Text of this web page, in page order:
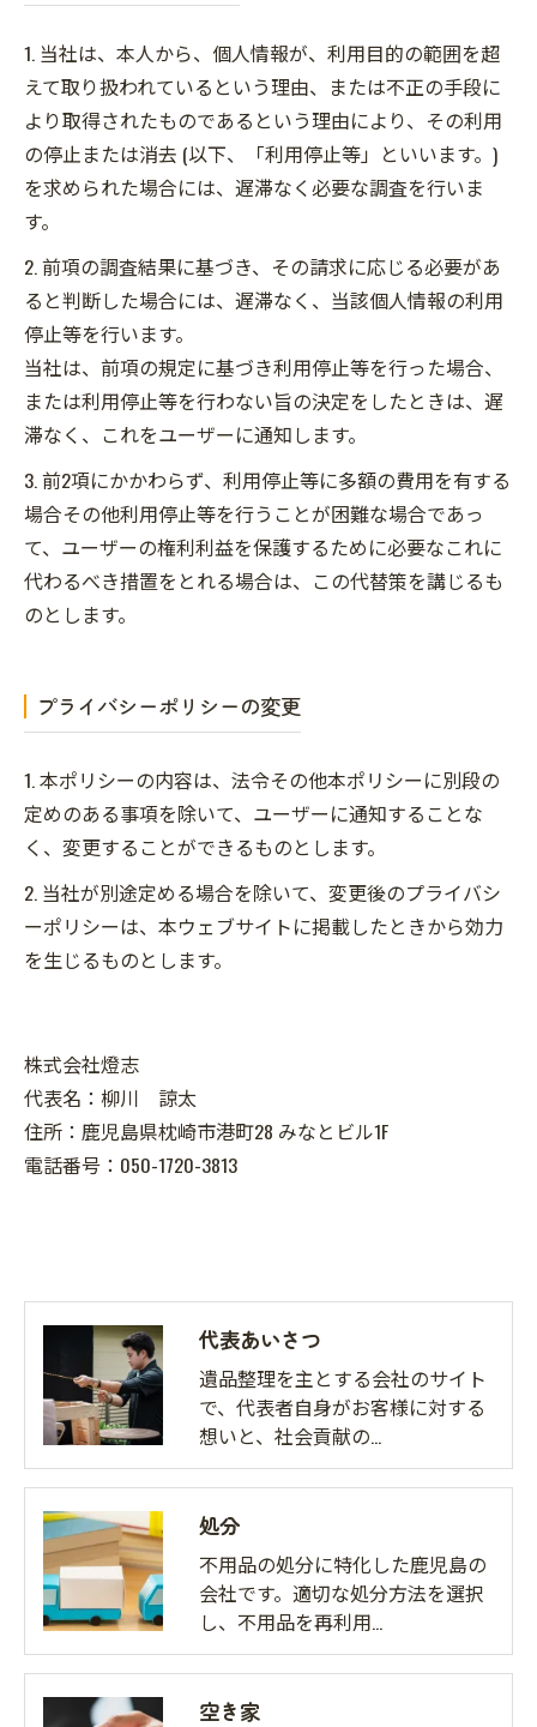
1. 当社は、本人から、個人情報が、利用目的の範囲を超
えて取り扱われているという理由、または不正の手段に
より取得されたものであるという理由により、その利用
の停止または消去 (以下、「利用停止等」といいます。)
を求められた場合には、遅滞なく必要な調査を行いま
す。
2. 前項の調査結果に基づき、その請求に応じる必要があ
ると判断した場合には、遅滞なく、当該個人情報の利用
停止等を行います。
当社は、前項の規定に基づき利用停止等を行った場合、
または利用停止等を行わない旨の決定をしたときは、遅
滞なく、これをユーザーに通知します。
3. 前2項にかかわらず、利用停止等に多額の費用を有する
場合その他利用停止等を行うことが困難な場合であっ
て、ユーザーの権利利益を保護するために必要なこれに
代わるべき措置をとれる場合は、この代替策を講じるも
のとします。
プライバシーポリシーの変更
1. 本ポリシーの内容は、法令その他本ポリシーに別段の
定めのある事項を除いて、ユーザーに通知することな
く、変更することができるものとします。
2. 当社が別途定める場合を除いて、変更後のプライバシ
ーポリシーは、本ウェブサイトに掲載したときから効力
を生じるものとします。
株式会社燈志
代表名：柳川 諒太
住所：鹿児島県枕崎市港町28 みなとビル1F
電話番号：050-1720-3813
代表あいさつ
遺品整理を主とする会社のサイト
で、代表者自身がお客様に対する
想いと、社会貢献の…
処分
不用品の処分に特化した鹿児島の
会社です。適切な処分方法を選択
し、不用品を再利用…
空き家